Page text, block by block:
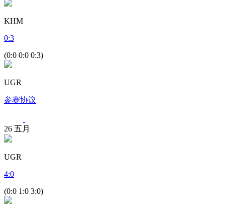
KHM
0:3
(0:0 0:0 0:3)
UGR
参赛协议
26 五月
UGR
4:0
(0:0 1:0 3:0)